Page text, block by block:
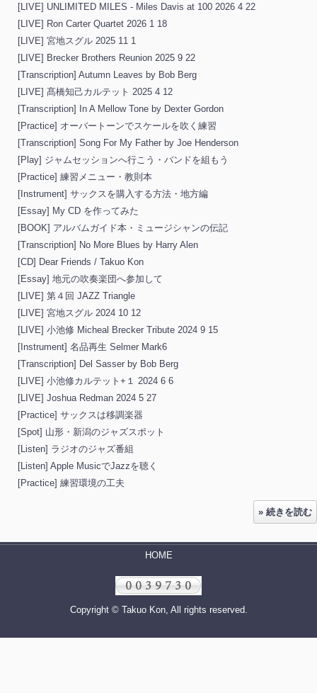
[LIVE] UNLIMITED MILES - Miles Davis at 100 2026 4 22
[LIVE] Ron Carter Quartet 2026 1 18
[LIVE] 宮地スグル 2025 11 1
[LIVE] Brecker Brothers Reunion 2025 9 22
[Transcription] Autumn Leaves by Bob Berg
[LIVE] 髙橋知己カルテット 2025 4 12
[Transcription] In A Mellow Tone by Dexter Gordon
[Practice] オーバートーンでスケールを吹く練習
[Transcription] Song For My Father by Joe Henderson
[Play] ジャムセッションへ行こう・バンドを組もう
[Practice] 練習メニュー・教則本
[Instrument] サックスを購入する方法・地方編
[Essay] My CD を作ってみた
[BOOK] アルバムガイド本・ミュージシャンの伝記
[Transcription] No More Blues by Harry Alen
[CD] Dear Friends / Takuo Kon
[Essay] 地元の吹奏楽団へ参加して
[LIVE] 第４回 JAZZ Triangle
[LIVE] 宮地スグル 2024 10 12
[LIVE] 小池修 Micheal Brecker Tribute 2024 9 15
[Instrument] 名品再生 Selmer Mark6
[Transcription] Del Sasser by Bob Berg
[LIVE] 小池修カルテット+１ 2024 6 6
[LIVE] Joshua Redman 2024 5 27
[Practice] サックスは移調楽器
[Spot] 山形・新潟のジャズスポット
[Listen] ラジオのジャズ番組
[Listen] Apple MusicでJazzを聴く
[Practice] 練習環境の工夫
» 続きを読む
HOME
Copyright © Takuo Kon, All rights reserved.